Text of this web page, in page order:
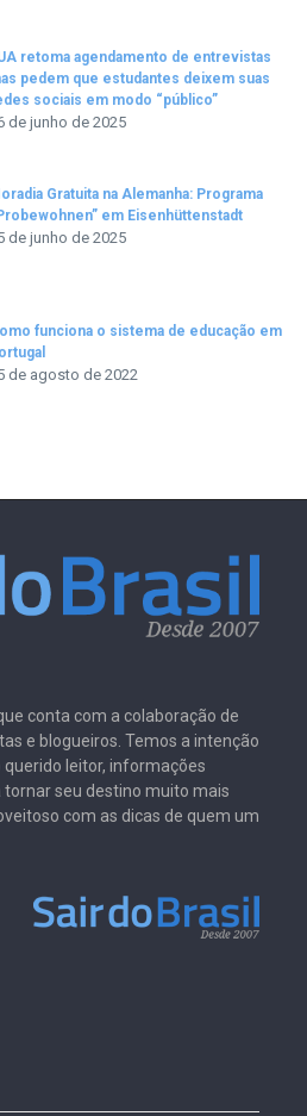
retoma agendamento de entrevistas
pedem que estudantes deixem suas
sociais em modo “público”
de junho de 2025
Gratuita na Alemanha: Programa
em Eisenhüttenstadt
de junho de 2025
funciona o sistema de educação em
de agosto de 2022
conta com a colaboração de
e blogueiros. Temos a intenção
querido leitor, informações
seu destino muito mais
com as dicas de quem um